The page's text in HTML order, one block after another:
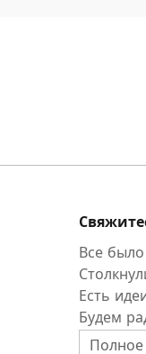
Все
Есть
Будем